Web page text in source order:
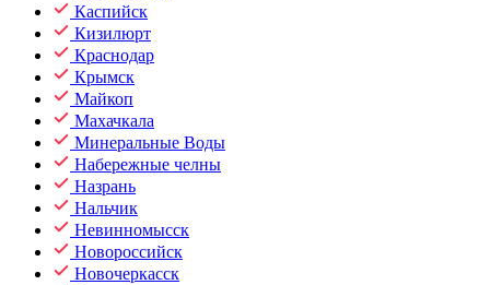
Каспийск
Кизилюрт
Краснодар
Крымск
Майкоп
Махачкала
Минеральные Воды
Набережные челны
Назрань
Нальчик
Невинномысск
Новороссийск
Новочеркасск